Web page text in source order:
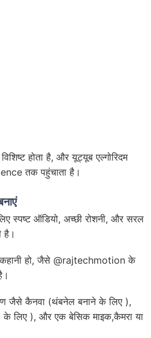
होता है, और यूट्यूब एल्गोरिदम
तक पहुंचाता है।
स्पष्ट ऑडियो, अच्छी रोशनी, और सरल
हो, जैसे @rajtechmotion के
जैसे कैनवा (थंबनेल बनाने के लिए ),
लिए ), और एक बेसिक माइक,कैमरा या